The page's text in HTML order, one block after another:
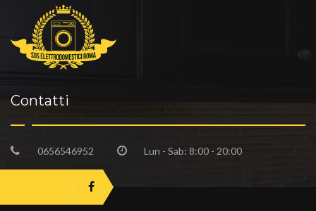
Contatti
0656546952 Lun - Sab: 8:00 - 20:00